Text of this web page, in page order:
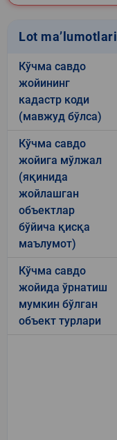
Lot ma’lumotlari
Кўчма савдо
жойининг
кадастр коди
(мавжуд бўлса)
Кўчма савдо
жойига мўлжал
(яқинида
жойлашган
объектлар
бўйича қисқа
маълумот)
Кўчма савдо
жойида ўрнатиш
мумкин бўлган
объект турлари